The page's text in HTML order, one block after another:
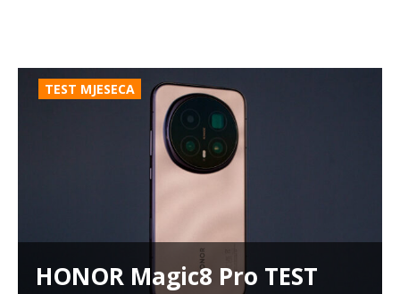
TEST MJESECA
HONOR Magic8 Pro TEST